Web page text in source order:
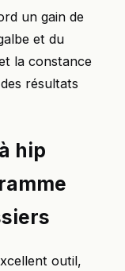
un gain de
et du
la constance
résultats
hip
outil,